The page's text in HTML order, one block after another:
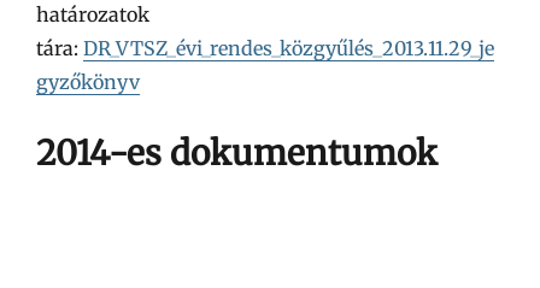
határozatok
tára: DR_VTSZ_évi_rendes_közgyűlés_2013.11.29_je
gyzőkönyv
2014-es dokumentumok